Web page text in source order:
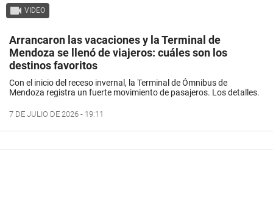
VIDEO
Arrancaron las vacaciones y la Terminal de
Mendoza se llenó de viajeros: cuáles son los
destinos favoritos
Con el inicio del receso invernal, la Terminal de Ómnibus de
Mendoza registra un fuerte movimiento de pasajeros. Los detalles.
7 DE JULIO DE 2026 - 19:11